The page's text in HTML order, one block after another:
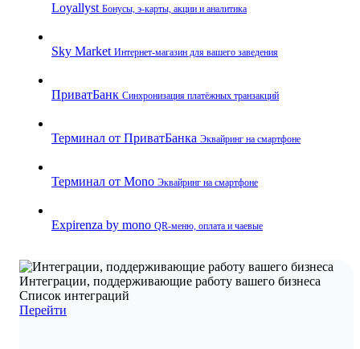
Loyallyst Бонусы, э‑карты, акции и аналитика
Sky Market Интернет‑магазин для вашего заведения
ПриватБанк Синхронизация платёжных транзакций
Терминал от ПриватБанка Эквайринг на смартфоне
Терминал от Mono Эквайринг на смартфоне
Expirenza by mono QR‑меню, оплата и чаевые
Интеграции, поддерживающие работу вашего бизнеса
Список интеграций
Перейти